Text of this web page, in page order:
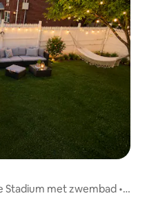
met zwembad •